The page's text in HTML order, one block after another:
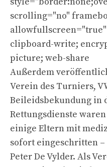
scrolling="no"
clipboard-write;
picture; web-share
Außerdem
Verein des Turniers,
Beileidsbekundung in
Rettungsdienste
einige Eltern mit
sofort eingeschritten
Peter De Vylder. Als